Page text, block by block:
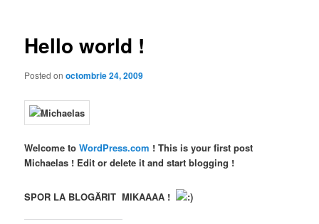
Hello world !
Posted onoctombrie 24, 2009
Welcome toWordPress.com !This is your first post
Michaelas ! Edit or delete it and start blogging !
SPOR LA BLOGĂRIT MIKAAAA !